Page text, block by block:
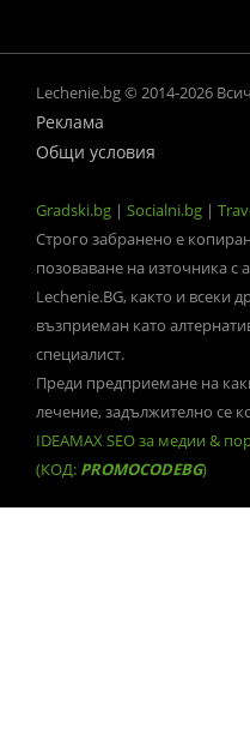
Lechenie.bg © 2014-2026
Реклама
Общи условия
Gradski.bg | Socialni.bg |
Строго забранено е
позоваване на източника с
Lechenie.BG, както и всеки
възприеман като
специалист.
Преди предприемане на
лечение, задължително се
IDEAMAX SEO за медии &
(КОД: PROMOCODEBG)